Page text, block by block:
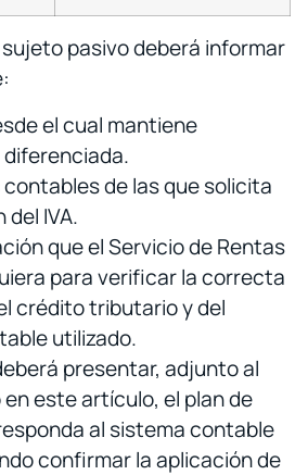
pasivo deberá informar
el cual mantiene
de las que solicita
del IVA.
que el Servicio de Rentas
para verificar la correcta
crédito tributario y del
utilizado.
presentar, adjunto al
este artículo, el plan de
al sistema contable
confirmar la aplicación de